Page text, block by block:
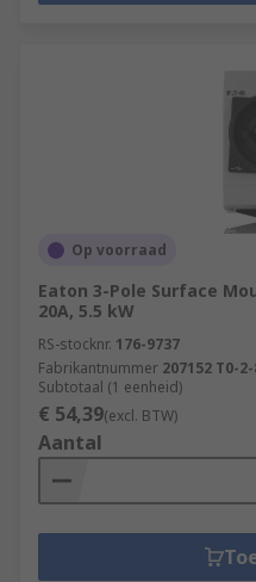
Op voorraad
Eaton 3-Pole Surface
20A, 5.5 kW
RS-stocknr. 176-9737
Fabrikantnummer 207152 T0-
Subtotaal (1 eenheid)
€ 54,39(excl. BTW)
Aantal